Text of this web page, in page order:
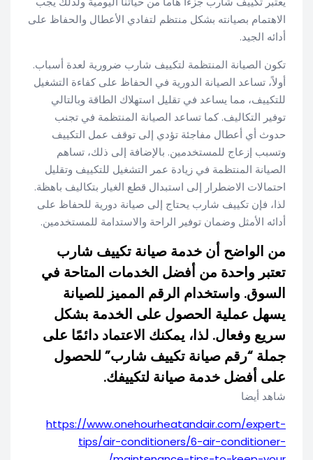
الاهتمام بصيانته بشكل منتظم لتفادي الأعطال والحفاظ على
أدائه الجيد.
تكون الصيانة المنتظمة لتكييف شارب ضرورية لعدة أسباب.
أولاً، تساعد الصيانة الدورية في الحفاظ على كفاءة التشغيل
للتكييف، مما يساعد في تقليل استهلاك الطاقة وبالتالي
توفير التكاليف. كما تساعد الصيانة المنتظمة في تجنب
حدوث أي أعطال مفاجئة تؤدي إلى توقف عمل التكييف
وتسبب إزعاج للمستخدمين. بالإضافة إلى ذلك، تساهم
الصيانة المنتظمة في زيادة عمر التشغيل للتكييف وتقليل
احتمالات الاضطرار إلى استبدال قطع الغيار بتكاليف باهظة.
لذا، فإن تكييف شارب يحتاج إلى صيانة دورية للحفاظ على
أدائه الأمثل وضمان توفير الراحة والاستدامة للمستخدمين.
من الواضح أن خدمة صيانة تكييف شارب
تعتبر واحدة من أفضل الخدمات المتاحة في
السوق. واستخدام الرقم المميز للصيانة
يسهل عملية الحصول على الخدمة بشكل
سريع وفعال. لذا، يمكنك الاعتماد دائمًا على
جملة “رقم صيانة تكييف شارب” للحصول
على أفضل خدمة صيانة لتكييفك.
شاهد أيضا
https://www.onehourheatandair.com/expert-
tips/air-conditioners/6-air-conditioner-